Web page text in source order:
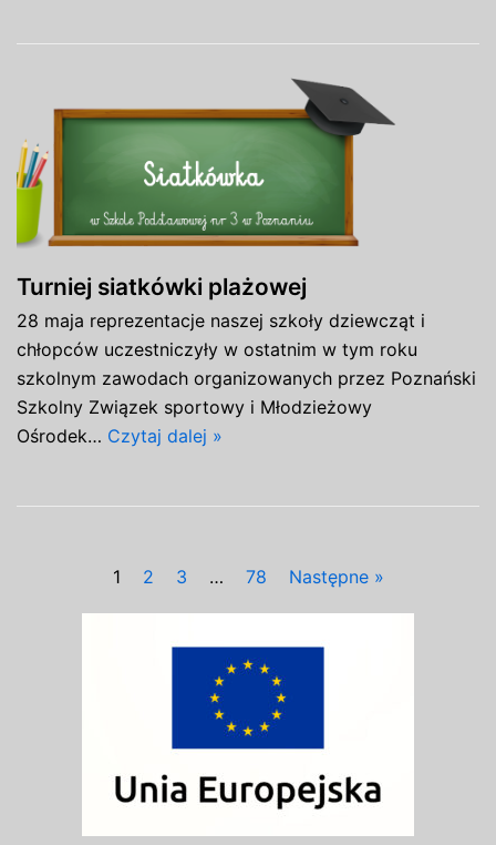
Turniej siatkówki plażowej
28 maja reprezentacje naszej szkoły dziewcząt i
chłopców uczestniczyły w ostatnim w tym roku
szkolnym zawodach organizowanych przez Poznański
Szkolny Związek sportowy i Młodzieżowy
Ośrodek… Czytaj dalej »
1 2 3 … 78 Następne »